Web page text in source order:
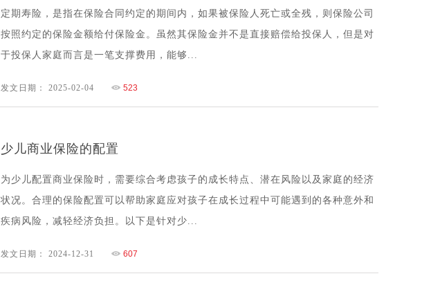
定期寿险，是指在保险合同约定的期间内，如果被保险人死亡或全残，则保险公司
按照约定的保险金额给付保险金。虽然其保险金并不是直接赔偿给投保人，但是对
于投保人家庭而言是一笔支撑费用，能够...
发文日期： 2025-02-04 523
少儿商业保险的配置
为少儿配置商业保险时，需要综合考虑孩子的成长特点、潜在风险以及家庭的经济
状况。合理的保险配置可以帮助家庭应对孩子在成长过程中可能遇到的各种意外和
疾病风险，减轻经济负担。以下是针对少...
发文日期： 2024-12-31 607